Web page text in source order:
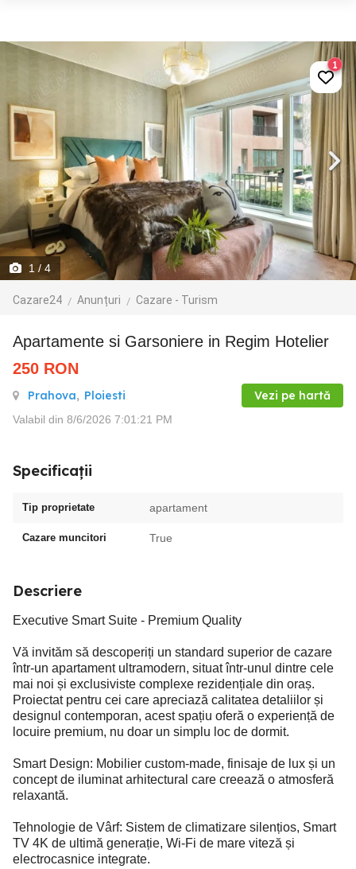
1 / 4
Cazare24 Anunțuri Cazare - Turism
1
Apartamente si Garsoniere in Regim Hotelier
250 RON
Prahova, Ploiesti Vezi pe hartă
Valabil din 8/6/2026 7:01:21 PM
Specificații
Tip proprietate apartament
Cazare muncitori True
Descriere
Executive Smart Suite - Premium Quality
Vă invităm să descoperiți un standard superior de cazare
într-un apartament ultramodern, situat într-unul dintre cele
mai noi și exclusiviste complexe rezidențiale din oraș.
Proiectat pentru cei care apreciază calitatea detaliilor și
designul contemporan, acest spațiu oferă o experiență de
locuire premium, nu doar un simplu loc de dormit.
Smart Design: Mobilier custom-made, finisaje de lux și un
concept de iluminat arhitectural care creează o atmosferă
relaxantă.
Tehnologie de Vârf: Sistem de climatizare silențios, Smart
TV 4K de ultimă generație, Wi-Fi de mare viteză și
electrocasnice integrate.